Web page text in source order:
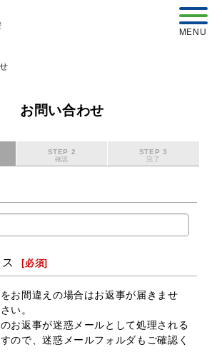
お問い合わせ
STEP 2
確認
STEP 3
完了
[必須]
お間違えの場合はお返事が届きませ
い。
お返事が迷惑メールとして処理される
ので、迷惑メールフォルダもご確認く